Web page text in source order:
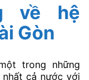
về hệ
Gòn
trong những
cả nước với